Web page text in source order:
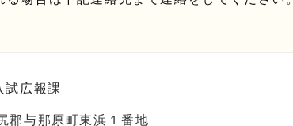
広報課
与那原町東浜１番地